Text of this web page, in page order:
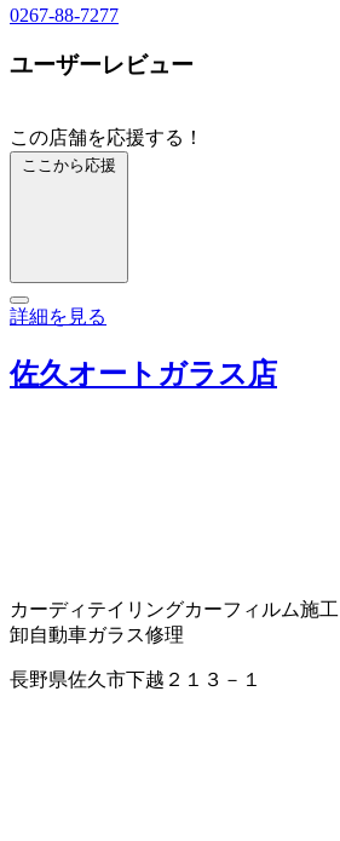
0267-88-7277
ユーザーレビュー
この店舗を応援する！
ここから応援
詳細を見る
佐久オートガラス店
カーディテイリングカーフィルム施工
卸自動車ガラス修理
長野県佐久市下越２１３－１